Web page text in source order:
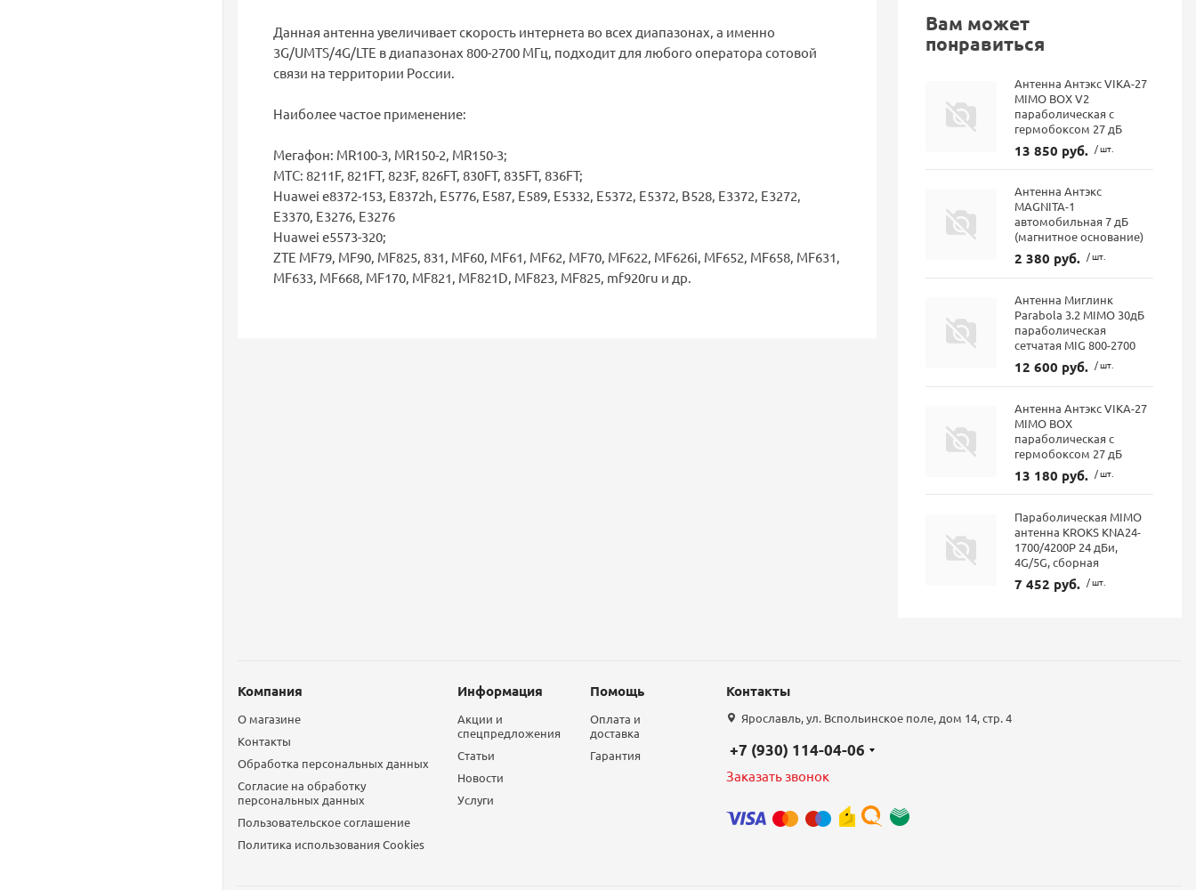
Данная антенна увеличивает скорость интернета во всех диапазонах, а именно
3G/UMTS/4G/LTE в диапазонах 800-2700 МГц, подходит для любого оператора сотовой
связи на территории России.
Наиболее частое применение:
Мегафон: MR100-3, MR150-2, MR150-3;
МТС: 8211F, 821FT, 823F, 826FT, 830FT, 835FT, 836FT;
Huawei e8372-153, E8372h, E5776, E587, E589, E5332, E5372, E5372, B528, E3372, E3272,
E3370, E3276, E3276
Huawei e5573-320;
ZTE MF79, MF90, MF825, 831, MF60, MF61, MF62, MF70, MF622, MF626i, MF652, MF658, MF631,
MF633, MF668, MF170, MF821, MF821D, MF823, MF825, mf920ru и др.
Вам может
понравиться
Антенна Антэкс VIKA-27
MIMO BOX V2
параболическая с
гермобоксом 27 дБ
13 850 руб. / шт.
Антенна Антэкс
MAGNITA-1
автомобильная 7 дБ
(магнитное основание)
2 380 руб. / шт.
Антенна Миглинк
Parabola 3.2 MIMO 30дБ
параболическая
сетчатая MIG 800-2700
12 600 руб. / шт.
Антенна Антэкс VIKA-27
MIMO BOX
параболическая с
гермобоксом 27 дБ
13 180 руб. / шт.
Параболическая MIMO
антенна KROKS KNA24-
1700/4200P 24 дБи,
4G/5G, сборная
7 452 руб. / шт.
Компания
О магазине
Контакты
Обработка персональных данных
Согласие на обработку
персональных данных
Пользовательское соглашение
Политика использования Сookies
Информация
Акции и
спецпредложения
Статьи
Новости
Услуги
Помощь
Оплата и
доставка
Гарантия
Контакты
Ярославль, ул. Вспольинское поле, дом 14, стр. 4
+7 (930) 114-04-06
Заказать звонок